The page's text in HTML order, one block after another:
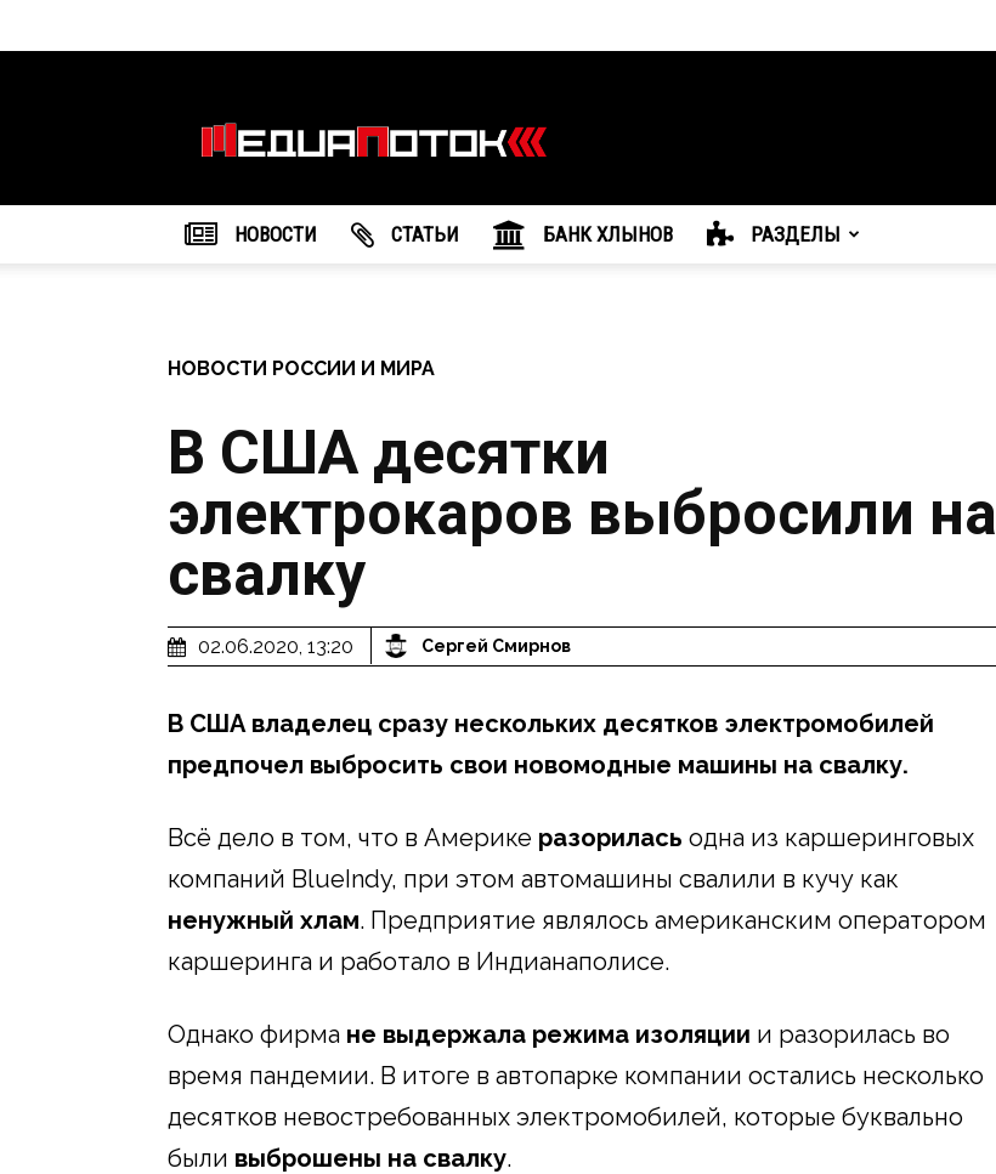
агентство
"МедиаПоток"
НОВОСТИ CТАТЬИ БАНК ХЛЫНОВ РАЗДЕЛЫ
НОВОСТИ РОССИИ И МИРА
В США десятки
электрокаров выбросили на
свалку
02.06.2020, 13:20 Сергей Смирнов
В США владелец сразу нескольких десятков электромобилей
предпочел выбросить свои новомодные машины на свалку.
Всё дело в том, что в Америке разорилась одна из каршеринговых
компаний BlueIndy, при этом автомашины свалили в кучу как
ненужный хлам. Предприятие являлось американским оператором
каршеринга и работало в Индианаполисе.
Однако фирма не выдержала режима изоляции и разорилась во
время пандемии. В итоге в автопарке компании остались несколько
десятков невостребованных электромобилей, которые буквально
были выброшены на свалку.